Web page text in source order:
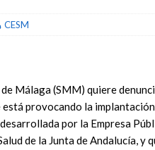
CESM
Málaga (SMM) quiere
provocando la
por la Empresa
de la Junta de Andalucía,